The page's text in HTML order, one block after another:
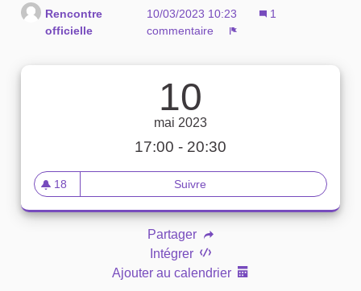
Rencontre
officielle
10/03/2023 10:23
1
commentaire
10
mai 2023
17:00 - 20:30
18
18 abonnés
Suivre Rencontre avec les
Partager
Intégrer
Ajouter au calendrier